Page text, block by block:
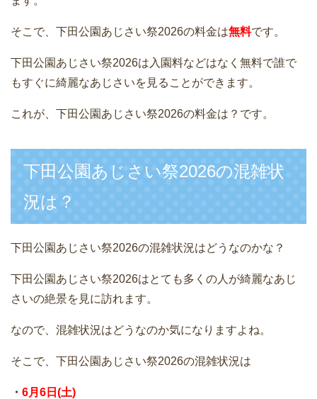
そこで、下田公園あじさい祭2026の料金は無料です。
下田公園あじさい祭2026は入園料などはなく無料で誰で
もすぐに綺麗なあじさいを見ることができます。
これが、下田公園あじさい祭2026の料金は？です。
下田公園あじさい祭2026の混雑状
況は？
下田公園あじさい祭2026の混雑状況はどうなのかな？
下田公園あじさい祭2026はとても多くの人が綺麗なあじ
さいの絶景を見に訪れます。
なので、混雑状況はどうなのか気になりますよね。
そこで、下田公園あじさい祭2026の混雑状況は
・ 6月6日(土)